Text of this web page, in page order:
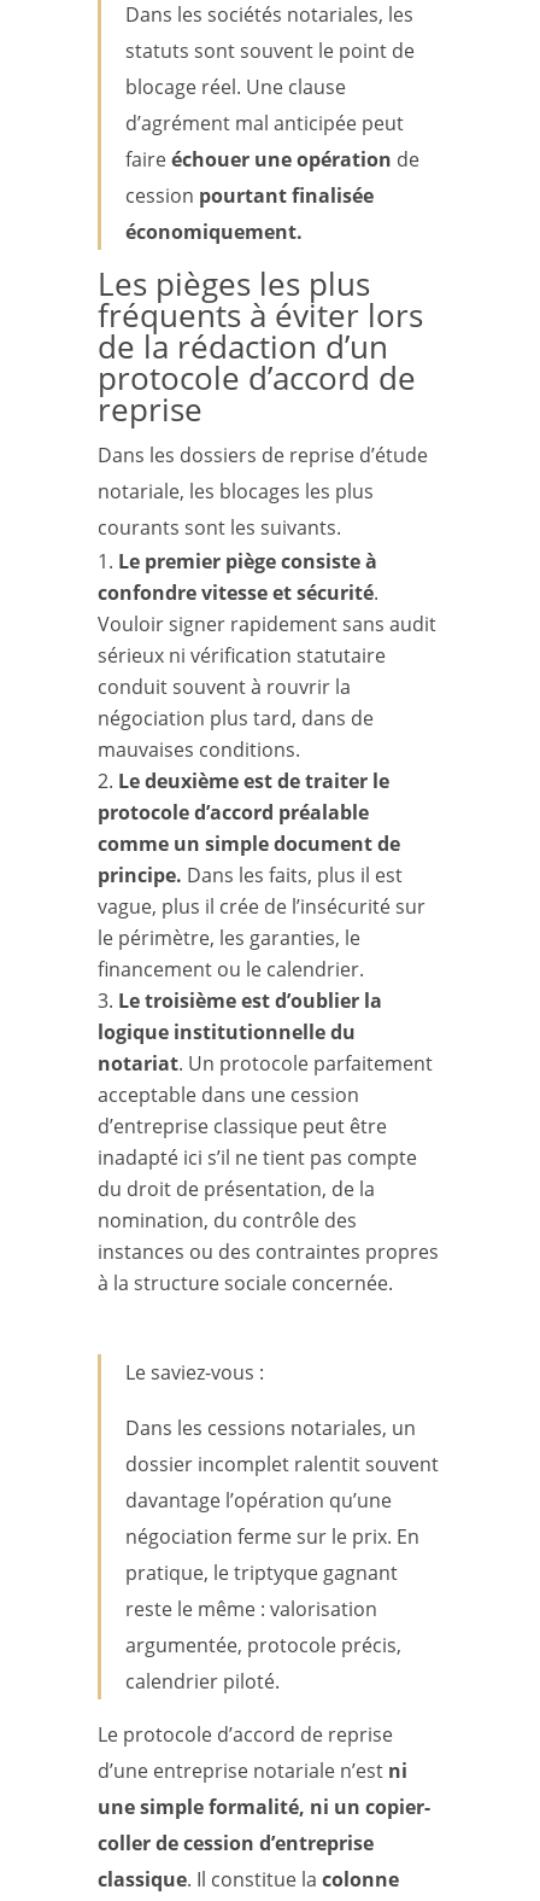
Dans les sociétés notariales, les
statuts sont souvent le point de
blocage réel. Une clause
d’agrément mal anticipée peut
faireéchouer une opération de
cession pourtant finalisée
économiquement.
Les pièges les plus
fréquents à éviter lors
de la rédaction d’un
protocole d’accord de
reprise
Dans les dossiers de reprise d’étude
notariale, les blocages les plus
courants sont les suivants.
Le premier piège consiste à
confondre vitesse et sécurité.
Vouloir signer rapidement sans audit
sérieux ni vérification statutaire
conduit souvent à rouvrir la
négociation plus tard, dans de
mauvaises conditions.
Le deuxième est de traiter le
protocole d’accord préalable
comme un simple document de
principe. Dans les faits, plus il est
vague, plus il crée de l’insécurité sur
le périmètre, les garanties, le
financement ou le calendrier.
Le troisième est d’oublier la
logique institutionnelle du
notariat. Un protocole parfaitement
acceptable dans une cession
d’entreprise classique peut être
inadapté ici s’il ne tient pas compte
du droit de présentation, de la
nomination, du contrôle des
instances ou des contraintes propres
à la structure sociale concernée.
Le saviez-vous :
Dans les cessions notariales, un
dossier incomplet ralentit souvent
davantage l’opération qu’une
négociation ferme sur le prix. En
pratique, le triptyque gagnant
reste le même : valorisation
argumentée, protocole précis,
calendrier piloté.
Le protocole d’accord de reprise
d’une entreprise notariale n’estni
une simple formalité, ni un copier-
coller de cession d’entreprise
classique. Il constitue la colonne